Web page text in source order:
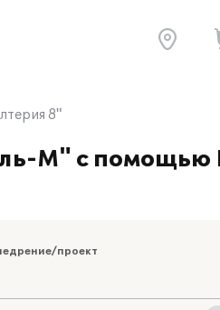
8"
М" с
проект